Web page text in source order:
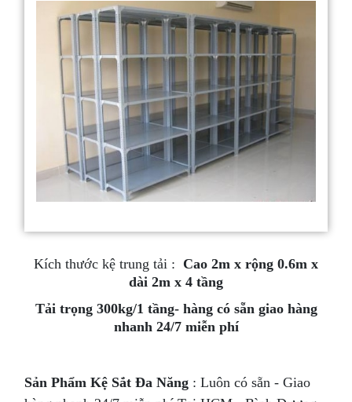
Kích thước kệ trung tải : Cao 2m x rộng 0.6m x
dài 2m x 4 tầng
Tải trọng 300kg/1 tầng- hàng có sẵn giao hàng
nhanh 24/7 miễn phí
Sản Phẩm Kệ Sắt Đa Năng : Luôn có sẵn - Giao